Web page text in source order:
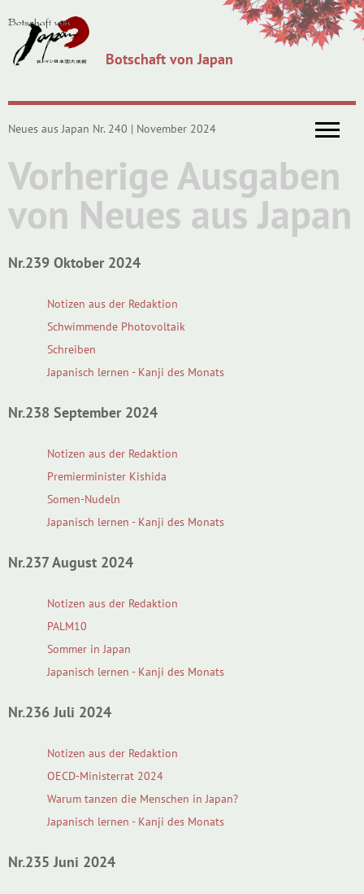
Botschaft von Japan
Neues aus Japan Nr. 240 | November 2024
Vorherige Ausgaben
von Neues aus Japan
Nr.239 Oktober 2024
Notizen aus der Redaktion
Schwimmende Photovoltaik
Schreiben
Japanisch lernen - Kanji des Monats
Nr.238 September 2024
Notizen aus der Redaktion
Premierminister Kishida
Somen-Nudeln
Japanisch lernen - Kanji des Monats
Nr.237 August 2024
Notizen aus der Redaktion
PALM10
Sommer in Japan
Japanisch lernen - Kanji des Monats
Nr.236 Juli 2024
Notizen aus der Redaktion
OECD-Ministerrat 2024
Warum tanzen die Menschen in Japan?
Japanisch lernen - Kanji des Monats
Nr.235 Juni 2024